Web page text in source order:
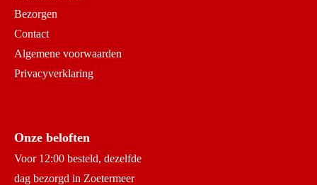
Bezorgen
Contact
Algemene voorwaarden
Privacyverklaring
Onze beloften
Voor 12:00 besteld, dezelfde
dag bezorgd in Zoetermeer